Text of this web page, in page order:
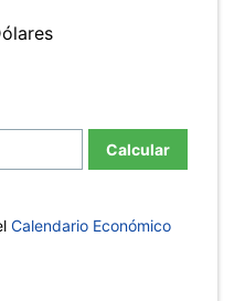
Calcular
Calendario Económico